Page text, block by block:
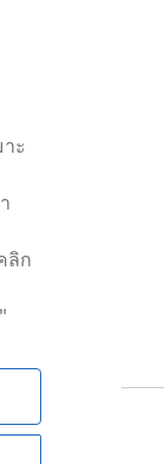
ะ
ลิก